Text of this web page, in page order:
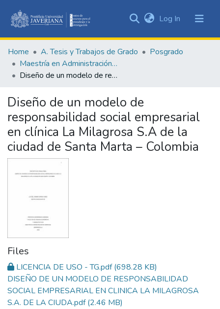
&
Collections
All of DSpace
Statistics
Log In (current)
Home A. Tesis y Trabajos de Grado
Posgrado
Maestría en Administración de Empresas
Diseño de un modelo de responsabilidad social empresarial en clínica La Milagrosa S.A de la ciudad de Santa Marta – Colombia
Diseño de un modelo de
responsabilidad social empresarial
en clínica La Milagrosa S.A de la
ciudad de Santa Marta – Colombia
Files
LICENCIA DE USO - TG.pdf(698.28 KB)
DISEÑO DE UN MODELO DE RESPONSABILIDAD
SOCIAL EMPRESARIAL EN CLINICA LA MILAGROSA
S.A. DE LA CIUDA.pdf(2.46 MB)